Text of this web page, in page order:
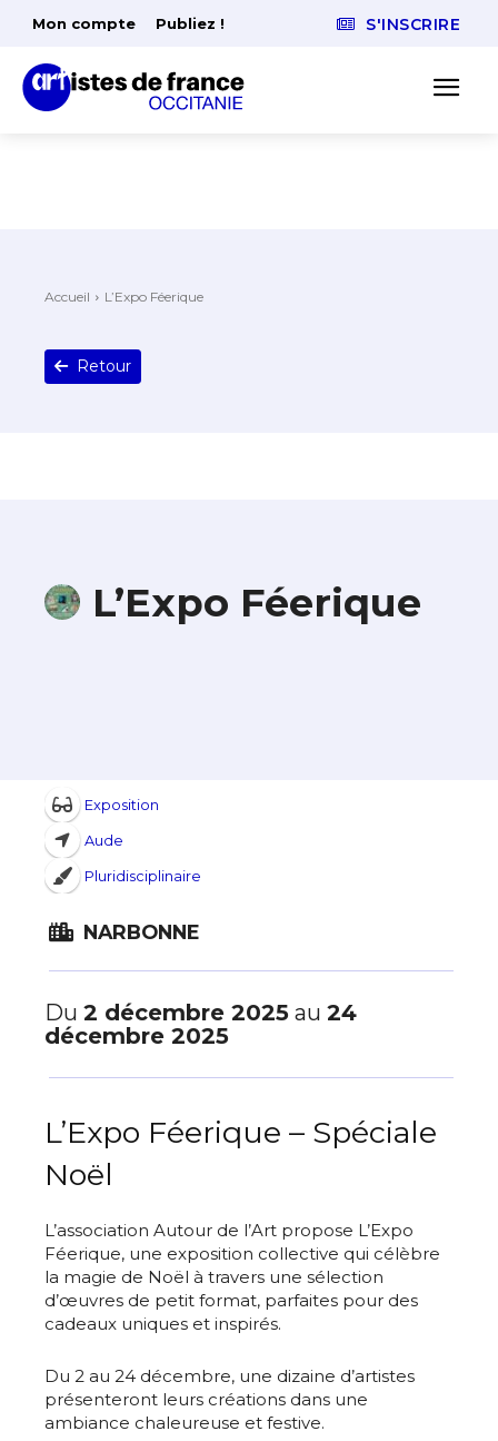
Mon compte Publiez ! S'INSCRIRE
Accueil L’Expo Féerique
Retour
L’Expo Féerique
Exposition
Aude
Pluridisciplinaire
NARBONNE
Du 2 décembre 2025 au 24
décembre 2025
L’Expo Féerique – Spéciale
Noël
L’association Autour de l’Art propose L’Expo
Féerique, une exposition collective qui célèbre
la magie de Noël à travers une sélection
d’œuvres de petit format, parfaites pour des
cadeaux uniques et inspirés.
Du 2 au 24 décembre, une dizaine d’artistes
présenteront leurs créations dans une
ambiance chaleureuse et festive.